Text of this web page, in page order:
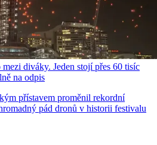
diváky. Jeden stojí přes 60 tisíc
na odpis
přístavem proměnil rekordní
pád dronů v historii festivalu